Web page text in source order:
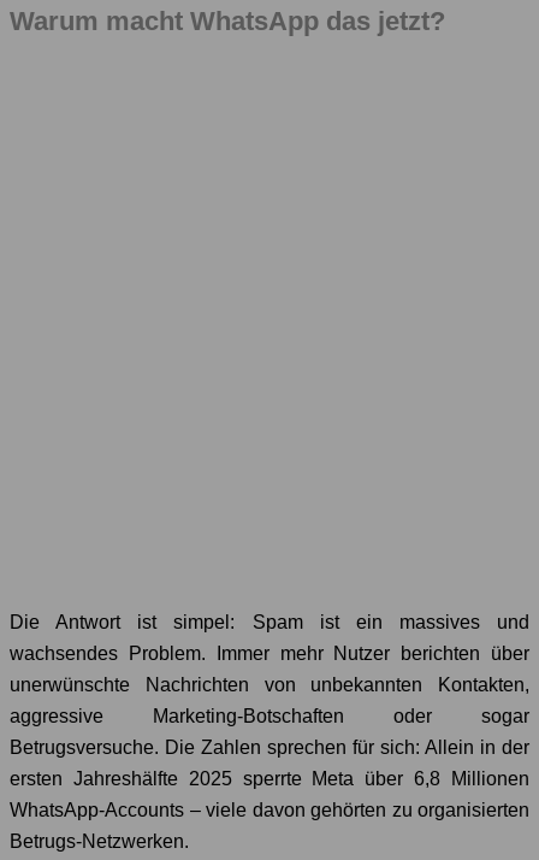
Warum macht WhatsApp das jetzt?
Die Antwort ist simpel: Spam ist ein massives und
wachsendes Problem. Immer mehr Nutzer berichten über
unerwünschte Nachrichten von unbekannten Kontakten,
aggressive Marketing-Botschaften oder sogar
Betrugsversuche. Die Zahlen sprechen für sich: Allein in der
ersten Jahreshälfte 2025 sperrte Meta über 6,8 Millionen
WhatsApp-Accounts – viele davon gehörten zu organisierten
Betrugs-Netzwerken.